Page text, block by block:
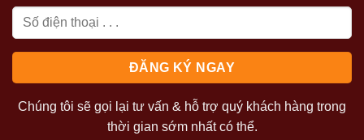
Chúng tôi sẽ gọi lại tư vấn & hỗ trợ quý khách hàng trong
thời gian sớm nhất có thể.